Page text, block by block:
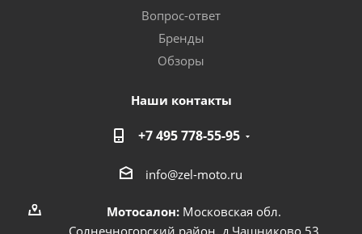
Вопрос-ответ
Бренды
Обзоры
Наши контакты
+7 495 778-55-95
info@zel-moto.ru
Мотосалон: Московская обл.
Солнечногорский район, д.Чашниково 53